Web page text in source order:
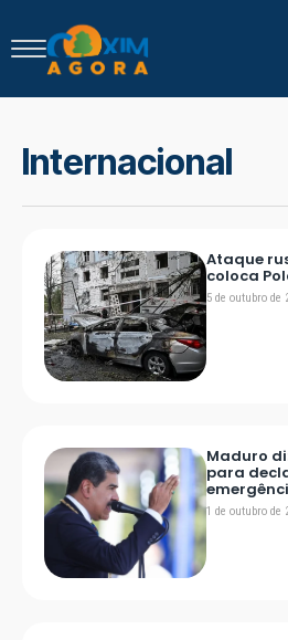
Internacional
Ataque
coloca
5 de outubro de
Maduro
para
1 de outubro de